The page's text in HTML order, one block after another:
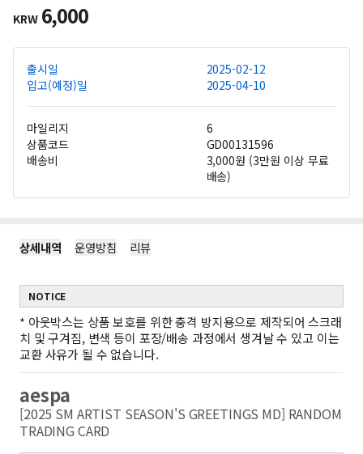
KRW 6,000
출시일
2025-02-12
입고(예정)일
2025-04-10
마일리지
6
상품코드
GD00131596
배송비
3,000원 (3만원 이상 무료
배송)
상세내역 운영방침 리뷰
NOTICE
* 아웃박스는 상품 보호를 위한 충격 방지용으로 제작되어 스크래
치 및 구겨짐, 변색 등이 포장/배송 과정에서 생겨날 수 있고 이는
교환 사유가 될 수 없습니다.
aespa
[2025 SM ARTIST SEASON'S GREETINGS MD] RANDOM
TRADING CARD